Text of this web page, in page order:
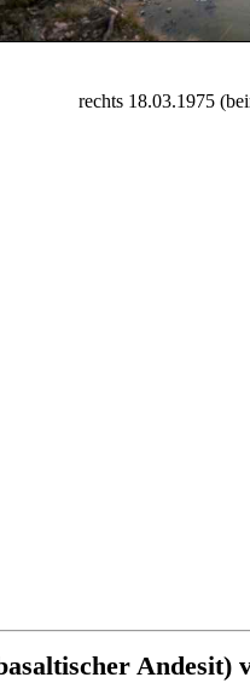
rechts 18.03.1975
Andesit)